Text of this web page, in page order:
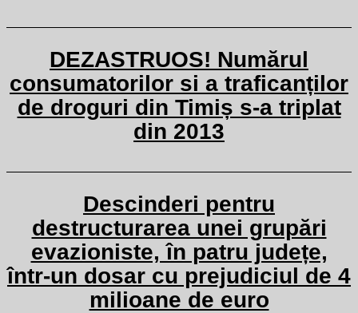
DEZASTRUOS! Numărul
consumatorilor si a traficanților
de droguri din Timiș s-a triplat
din 2013
Descinderi pentru
destructurarea unei grupări
evazioniste, în patru județe,
într-un dosar cu prejudiciul de 4
milioane de euro